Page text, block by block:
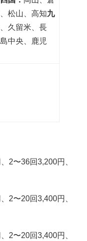
松山、高知九
久留米、長
中央、鹿児
2〜36回3,200円、
2〜20回3,400円、
2〜20回3,400円、